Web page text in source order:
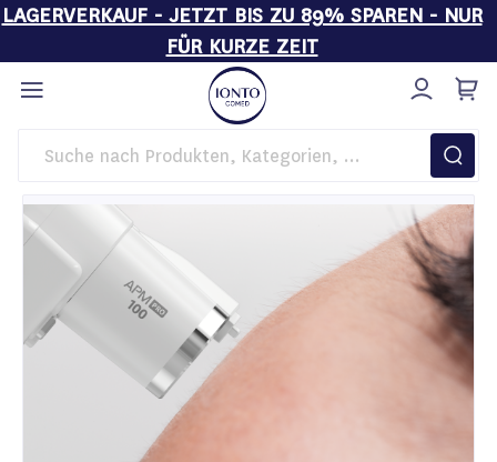
LAGERVERKAUF - JETZT BIS ZU 89% SPAREN - NUR
FÜR KURZE ZEIT
Direkt
zum
Inhalt
Startseite Hautanalysegeräte von IONTO COMED